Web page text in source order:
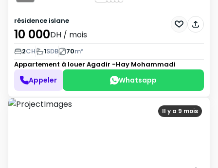
résidence islane
10 000DH / mois
2CH 1SDB 70m²
Appartement à louer Agadir -Hay Mohammadi
Appeler Whatsapp
Il y a 9 mois